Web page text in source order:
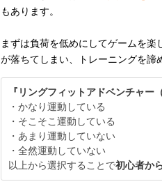
もあります。
まずは負荷を低めにしてゲームを
が落ちてしまい、トレーニングを諦
『リングフィットアドベンチャー
・かなり運動している
・そこそこ運動している
・あまり運動していない
・全然運動していない
以上から選択することで初心者か